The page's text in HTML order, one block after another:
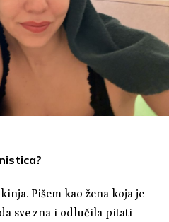
Pišem kao žena koja je
sve zna i odlučila pitati